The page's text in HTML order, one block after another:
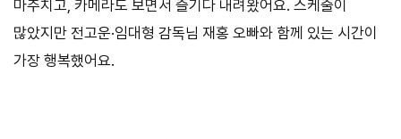
마주치고, 카메라도 보면서 즐기다 내려왔어요. 스케줄이
많았지만 전고운·임대형 감독님 재홍 오빠와 함께 있는 시간이
가장 행복했어요.